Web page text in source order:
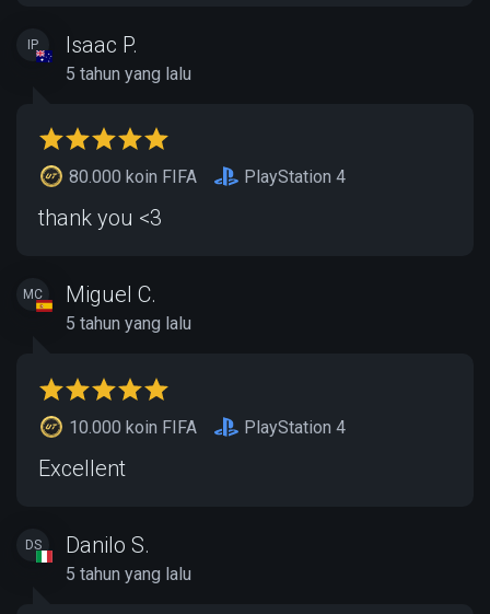
IP Isaac P.
5 tahun yang lalu
80.000 koin FIFA PlayStation 4
thank you <3
MC Miguel C.
5 tahun yang lalu
10.000 koin FIFA PlayStation 4
Excellent
DS Danilo S.
5 tahun yang lalu